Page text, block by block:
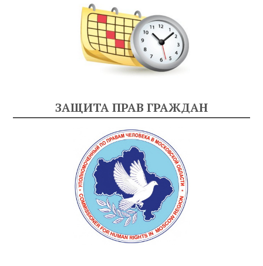
ЗАЩИТА ПРАВ ГРАЖДАН